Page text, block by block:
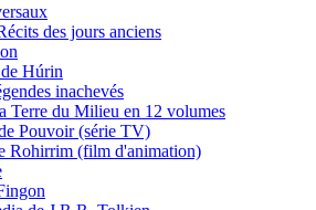
des jours anciens
Húrin
inachevés
Terre du Milieu en 12 volumes
Pouvoir (série TV)
Rohirrim (film d'animation)